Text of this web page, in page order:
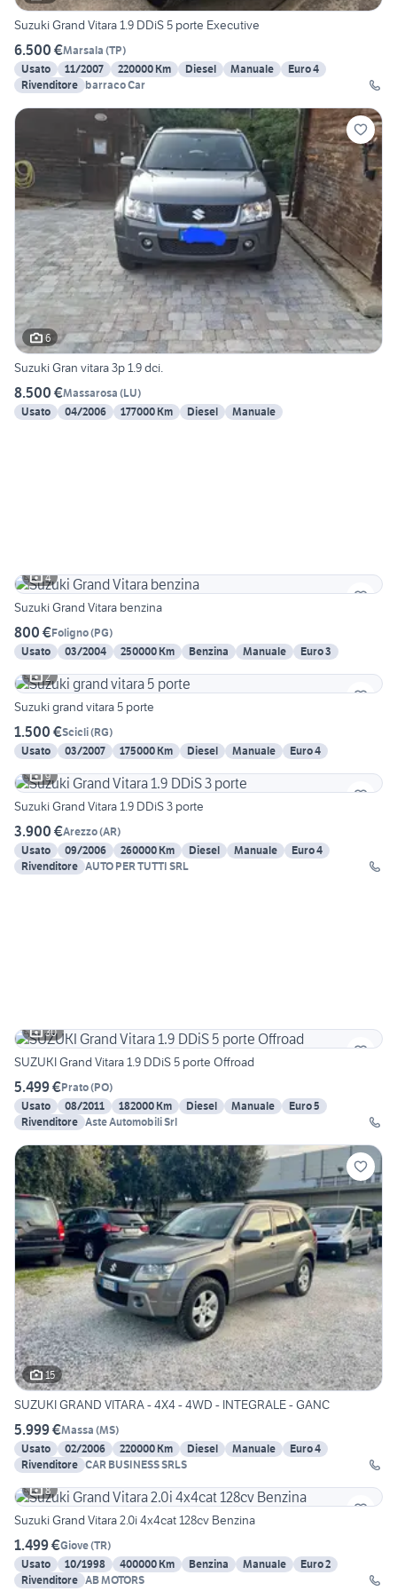
Suzuki Grand Vitara 1.9 DDiS 5 porte Executive
6.500 €Marsala (TP)
Usato
11/2007 220000 Km Diesel Manuale
Euro 4
Rivenditore barraco Car
6
Suzuki Gran vitara 3p 1.9 dci.
8.500 €Massarosa (LU)
Usato
04/2006 177000 Km Diesel Manuale
4
Suzuki Grand Vitara benzina
800 €Foligno(PG)
Usato
03/2004 250000 Km Benzina Manuale
Euro 3
2
Suzuki grand vitara 5 porte
1.500 €Scicli(RG)
Usato
03/2007 175000 Km Diesel Manuale
Euro 4
9
Suzuki Grand Vitara 1.9 DDiS 3 porte
3.900 €Arezzo(AR)
Usato
09/2006 260000 Km Diesel Manuale
Euro 4
Rivenditore AUTO PER TUTTI SRL
30
SUZUKI Grand Vitara 1.9 DDiS 5 porte Offroad
5.499 €Prato(PO)
Usato
08/2011 182000 Km Diesel Manuale
Euro 5
Rivenditore Aste Automobili Srl
15
SUZUKI GRAND VITARA - 4X4 - 4WD - INTEGRALE - GANC
5.999 €Massa (MS)
Usato
02/2006 220000 Km Diesel Manuale
Euro 4
Rivenditore CAR BUSINESS SRLS
8
Suzuki Grand Vitara 2.0i 4x4cat 128cv Benzina
1.499 €Giove(TR)
Usato
10/1998 400000 Km Benzina Manuale
Euro 2
Rivenditore AB MOTORS